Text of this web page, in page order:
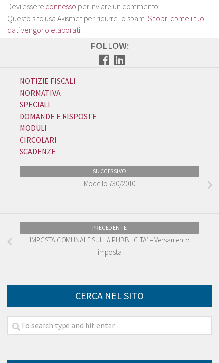
Devi essere connesso per inviare un commento.
Questo sito usa Akismet per ridurre lo spam. Scopri come i tuoi
dati vengono elaborati.
FOLLOW:
NOTIZIE FISCALI
NORMATIVA
SPECIALI
DOMANDE E RISPOSTE
MODULI
CIRCOLARI
SCADENZE
SUCCESSIVO
Modello 730/2010
PRECEDENTE
IMPOSTA COMUNALE SULLA PUBBLICITA’ – Versamento
imposta
CERCA NEL SITO